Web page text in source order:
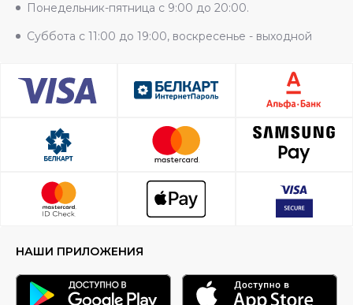
Понедельник-пятница с 9:00 до 20:00.
Суббота с 11:00 до 19:00, воскресенье - выходной
НАШИ ПРИЛОЖЕНИЯ